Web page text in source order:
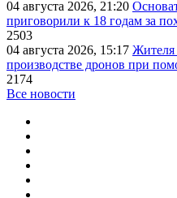
04 августа 2026, 21:20
приговорили к 18 годам за
2503
04 августа 2026, 15:17 Жителя
производстве дронов при
2174
Все новости